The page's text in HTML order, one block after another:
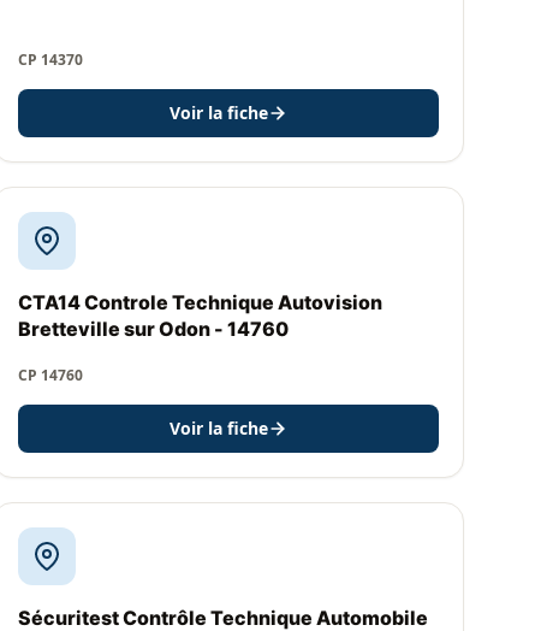
CP 14370
Voir la fiche
CTA14 Controle Technique Autovision
Bretteville sur Odon - 14760
CP 14760
Voir la fiche
Sécuritest Contrôle Technique Automobile